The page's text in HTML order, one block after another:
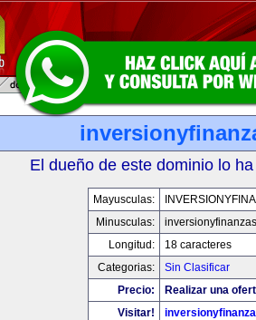
El dueño de este dominio lo
Mayusculas:
Minusculas:
Longitud:
18 caracteres
Categorias:
Sin Clasificar
Precio:
Realizar una
Visitar!